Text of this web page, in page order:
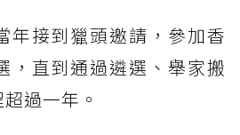
年接到獵頭邀請，參加香
，直到通過遴選、舉家搬
過一年。